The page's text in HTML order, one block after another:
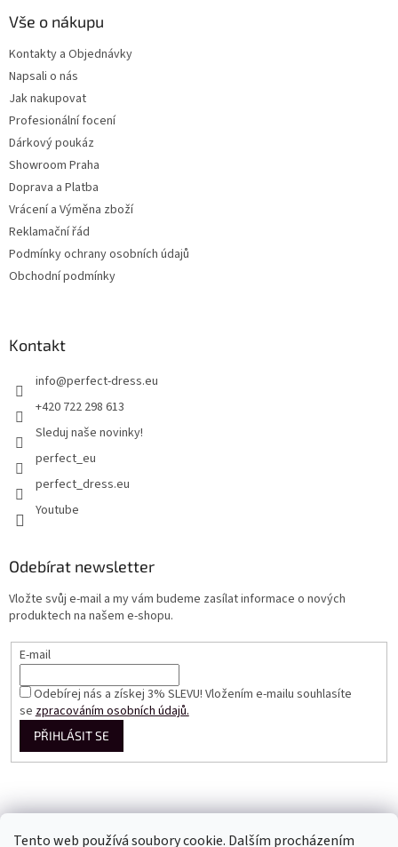
Tento web používá soubory cookie. Dalším procházením
Vše o nákupu
Kontakty a Objednávky
Napsali o nás
Jak nakupovat
Profesionální focení
Dárkový poukáz
Showroom Praha
Doprava a Platba
Vrácení a Výměna zboží
Reklamační řád
Podmínky ochrany osobních údajů
Obchodní podmínky
Kontakt
info@perfect-dress.eu
+420 722 298 613
Sleduj naše novinky!
perfect_eu
perfect_dress.eu
Youtube
Odebírat newsletter
Vložte svůj e-mail a my vám budeme zasílat informace o nových
produktech na našem e-shopu.
E-mail
Odebírej nás a získej 3% SLEVU! Vložením e-mailu souhlasíte
sezpracováním osobních údajů.
PŘIHLÁSIT SE